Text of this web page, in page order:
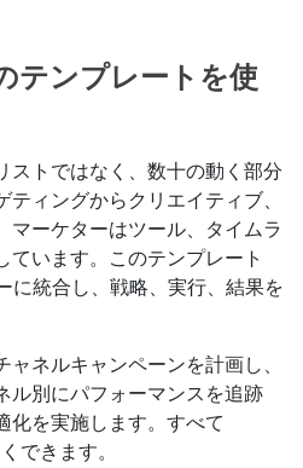
テンプレートを使
ストではなく、数十の動く部分
ィングからクリエイティブ、
マーケターはツール、タイムラ
ています。このテンプレート
に統合し、戦略、実行、結果を
ネルキャンペーンを計画し、
ル別にパフォーマンスを追跡
化を実施します。すべて
できます。